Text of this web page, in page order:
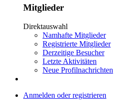
Mitglieder
Direktauswahl
Namhafte Mitglieder
Registrierte Mitglieder
Derzeitige Besucher
Letzte Aktivitäten
Neue Profilnachrichten
Anmelden oder registrieren